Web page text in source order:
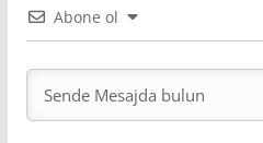
Abone ol